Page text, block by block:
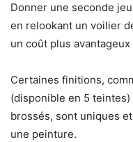
Donner une seconde
en relookant un voilier
un coût plus
Certaines finitions,
(disponible en 5
brossés, sont uniques
une peinture.